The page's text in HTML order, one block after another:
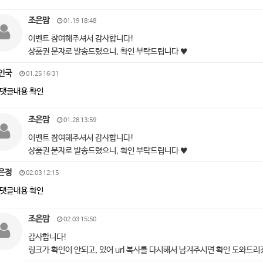
조은맘 01.19 18:48
이벤트 참여해주셔서 감사합니다!
상품권 문자로 발송드렸으니, 확인 부탁드립니다 ♥
국 01.25 16:31
댓글내용 확인
조은맘 01.28 13:59
이벤트 참여해주셔서 감사합니다!
상품권 문자로 발송드렸으니, 확인 부탁드립니다 ♥
정 02.03 12:15
댓글내용 확인
조은맘 02.03 15:50
감사합니다!
링크가 확인이 안되고, 있어 url 복사를 다시해서 남겨주시면 확인 도와드리